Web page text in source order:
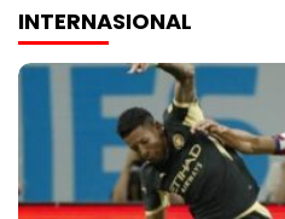
INTERNASIONAL